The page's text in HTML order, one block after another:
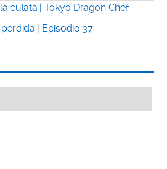
culata | Tokyo Dragon Chef
| Episodio 37